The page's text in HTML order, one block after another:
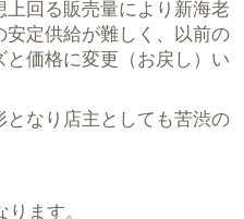
上回る販売量により新海老
安定供給が難しく、以前の
価格に変更（お戻し）い
なり店主としても苦渋の
ます。